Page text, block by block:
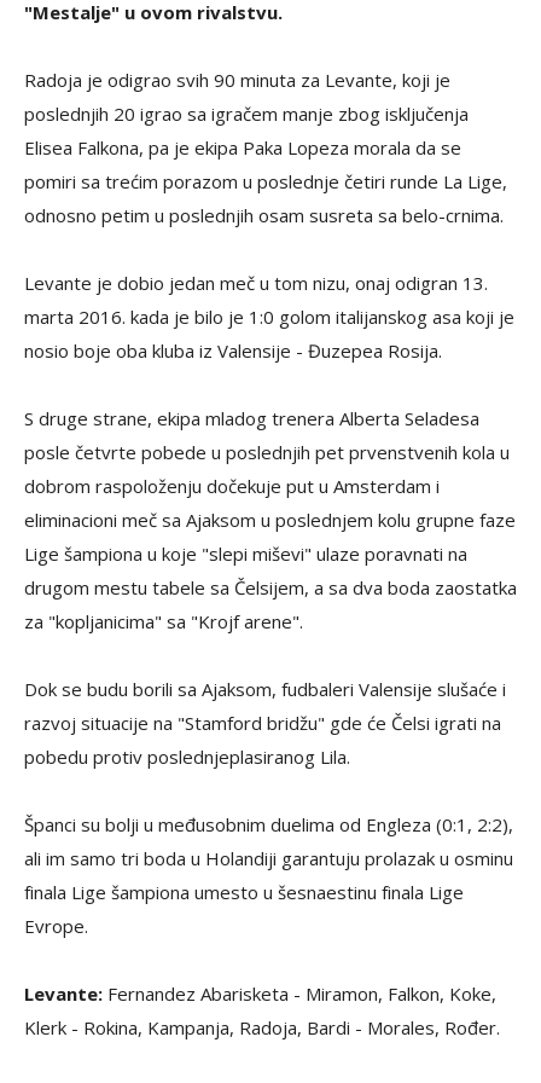
"Mestalje" u ovom rivalstvu.
Radoja je odigrao svih 90 minuta za Levante, koji je
poslednjih 20 igrao sa igračem manje zbog isključenja
Elisea Falkona, pa je ekipa Paka Lopeza morala da se
pomiri sa trećim porazom u poslednje četiri runde La Lige,
odnosno petim u poslednjih osam susreta sa belo-crnima.
Levante je dobio jedan meč u tom nizu, onaj odigran 13.
marta 2016. kada je bilo je 1:0 golom italijanskog asa koji je
nosio boje oba kluba iz Valensije - Đuzepea Rosija.
S druge strane, ekipa mladog trenera Alberta Seladesa
posle četvrte pobede u poslednjih pet prvenstvenih kola u
dobrom raspoloženju dočekuje put u Amsterdam i
eliminacioni meč sa Ajaksom u poslednjem kolu grupne faze
Lige šampiona u koje "slepi miševi" ulaze poravnati na
drugom mestu tabele sa Čelsijem, a sa dva boda zaostatka
za "kopljanicima" sa "Krojf arene".
Dok se budu borili sa Ajaksom, fudbaleri Valensije slušaće i
razvoj situacije na "Stamford bridžu" gde će Čelsi igrati na
pobedu protiv poslednjeplasiranog Lila.
Španci su bolji u međusobnim duelima od Engleza (0:1, 2:2),
ali im samo tri boda u Holandiji garantuju prolazak u osminu
finala Lige šampiona umesto u šesnaestinu finala Lige
Evrope.
Levante: Fernandez Abarisketa - Miramon, Falkon, Koke,
Klerk - Rokina, Kampanja, Radoja, Bardi - Morales, Rođer.